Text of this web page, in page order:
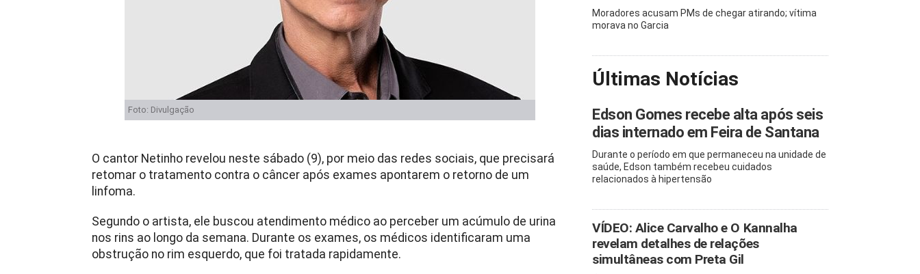
Foto: Divulgação
O cantor Netinho revelou neste sábado (9), por meio das redes sociais, que precisará
retomar o tratamento contra o câncer após exames apontarem o retorno de um
linfoma.
Segundo o artista, ele buscou atendimento médico ao perceber um acúmulo de urina
nos rins ao longo da semana. Durante os exames, os médicos identificaram uma
obstrução no rim esquerdo, que foi tratada rapidamente.
Moradores acusam PMs de chegar atirando; vítima
morava no Garcia
Últimas Notícias
Edson Gomes recebe alta após seis
dias internado em Feira de Santana
Durante o período em que permaneceu na unidade de
saúde, Edson também recebeu cuidados
relacionados à hipertensão
VÍDEO: Alice Carvalho e O Kannalha
revelam detalhes de relações
simultâneas com Preta Gil